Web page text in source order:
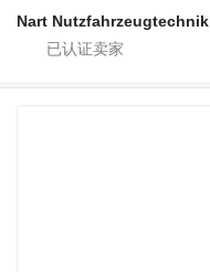
Nart Nutzfahrzeugtechnik